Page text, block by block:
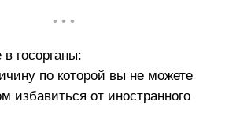
• • •
госорганы:
по которой вы не можете
избавиться от иностранного